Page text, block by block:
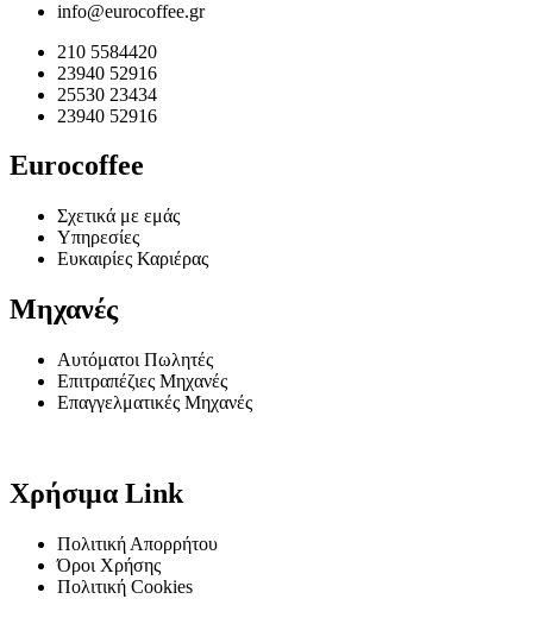
info@eurocoffee.gr
210 5584420
23940 52916
25530 23434
23940 52916
Eurocoffee
Σχετικά με εμάς
Υπηρεσίες
Ευκαιρίες Καριέρας
Μηχανές
Αυτόματοι Πωλητές
Επιτραπέζιες Μηχανές
Επαγγελματικές Μηχανές
Χρήσιμα Link
Πολιτική Απορρήτου
Όροι Χρήσης
Πολιτική Cookies